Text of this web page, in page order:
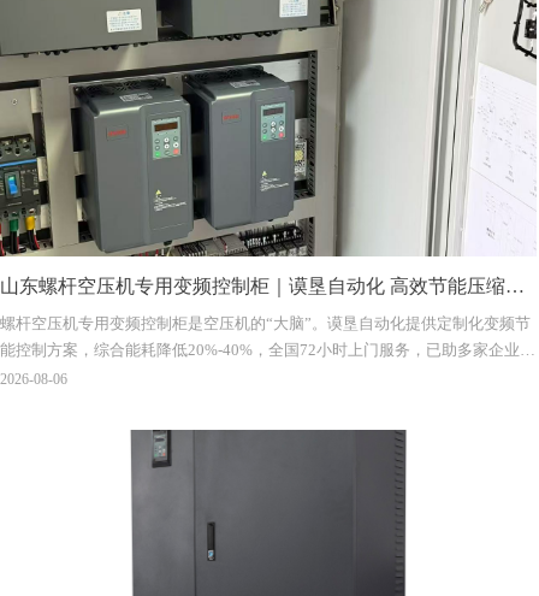
山东螺杆空压机专用变频控制柜｜谟垦自动化 高效节能压缩空
气解决方案
螺杆空压机专用变频控制柜是空压机的“大脑”。谟垦自动化提供定制化变频节
能控制方案，综合能耗降低20%-40%，全国72小时上门服务，已助多家企业年
省电费超80万元，并支持与PLC、DCS控制系统对接。
2026-08-06